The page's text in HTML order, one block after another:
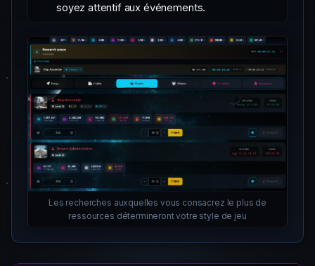
soyez attentif aux événements.
Les recherches auxquelles vous consacrez le plus de
ressources détermineront votre style de jeu